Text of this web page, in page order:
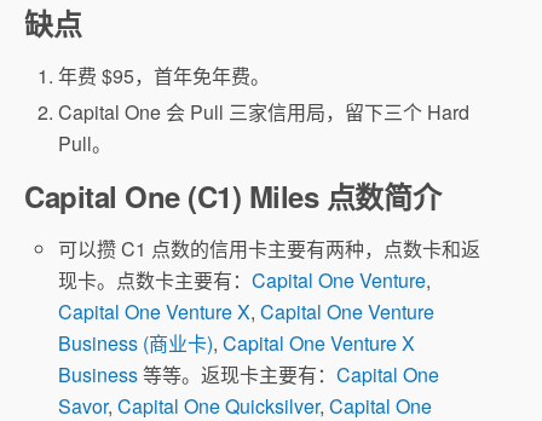
缺点
年费 $95，首年免年费。
Capital One 会 Pull 三家信用局，留下三个 Hard
Pull。
Capital One (C1) Miles 点数简介
可以攒 C1 点数的信用卡主要有两种，点数卡和返
现卡。点数卡主要有：Capital One Venture,
Capital One Venture X,Capital One Venture
Business (商业卡),Capital One Venture X
Business等等。返现卡主要有：Capital One
Savor,Capital One Quicksilver,Capital One